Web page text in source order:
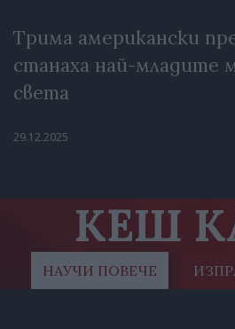
Трима американски
станаха най-младите
света
29.12.2025
КЕШ
НАУЧИ ПОВЕЧЕ